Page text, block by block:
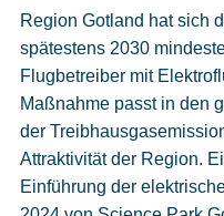
Region Gotland hat sich
spätestens 2030
Flugbetreiber mit
Maßnahme passt in den
der
Attraktivität der Region.
Einführung der